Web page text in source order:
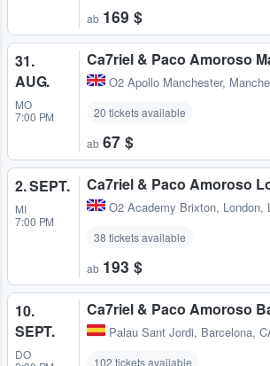
ab 169 $
31.
AUG.
MO
7:00 PM
Ca7riel & Paco Amoroso
O2 Apollo Manchester,
20 tickets available
ab 67 $
2. SEPT.
MI
7:00 PM
Ca7riel & Paco Amoroso
O2 Academy Brixton, London,
38 tickets available
ab 193 $
10.
SEPT.
DO
Ca7riel & Paco Amoroso
Palau Sant Jordi, Barcelona,
102 tickets available